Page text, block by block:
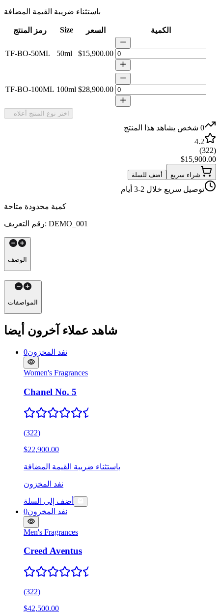
باستثناء ضريبة القيمة المضافة
رمز المنتج Size السعر الكمية
TF-BO-50ML 50ml $15,900.00
TF-BO-100ML 100ml $28,900.00
اختر نوع المنتج أعلاه
0 شخص يشاهد هذا المنتج
4.2
(
322
)
$15,900.00
شراء سريع أضف للسلة
توصيل سريع خلال 2-3 أيام
كمية محدودة متاحة
رقم التعريف: DEMO_001
الوصف
المواصفات
شاهد عملاء آخرون أيضا
نفد المخزون0
Women's Fragrances
Chanel No. 5
(322)
$22,900.00
باستثناء ضريبة القيمة المضافة
نفد المخزون
أضف إلى السلة
نفد المخزون0
Men's Fragrances
Creed Aventus
(322)
$42,500.00